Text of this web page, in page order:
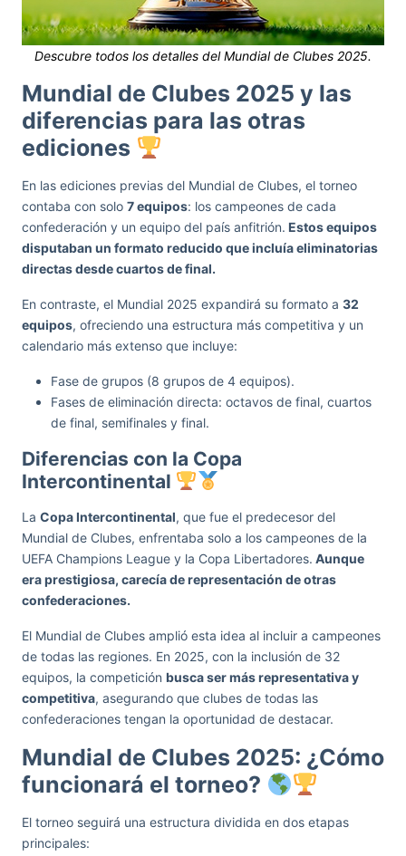
Descubre todos los detalles del Mundial de Clubes 2025.
Mundial de Clubes 2025 y las
diferencias para las otras
ediciones
En las ediciones previas del Mundial de Clubes, el torneo
contaba con solo 7 equipos: los campeones de cada
confederación y un equipo del país anfitrión. Estos equipos
disputaban un formato reducido que incluía eliminatorias
directas desde cuartos de final.
En contraste, el Mundial 2025 expandirá su formato a 32
equipos, ofreciendo una estructura más competitiva y un
calendario más extenso que incluye:
Fase de grupos (8 grupos de 4 equipos).
Fases de eliminación directa: octavos de final, cuartos
de final, semifinales y final.
Diferencias con la Copa
Intercontinental
La Copa Intercontinental, que fue el predecesor del
Mundial de Clubes, enfrentaba solo a los campeones de la
UEFA Champions League y la Copa Libertadores. Aunque
era prestigiosa, carecía de representación de otras
confederaciones.
El Mundial de Clubes amplió esta idea al incluir a campeones
de todas las regiones. En 2025, con la inclusión de 32
equipos, la competición busca ser más representativa y
competitiva, asegurando que clubes de todas las
confederaciones tengan la oportunidad de destacar.
Mundial de Clubes 2025: ¿Cómo
funcionará el torneo?
El torneo seguirá una estructura dividida en dos etapas
principales: